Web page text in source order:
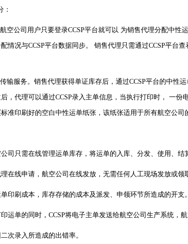
公司用户只要登录CCSP平台就可以 为销售代理分配中性
情况与CCSP平台数据同步。 销售代理只需通过CCSP平台
服务。销售代理获得单证库存后，通过CCSP平台的中性运
，代理可以通过CCSP录入主单信息，当执行打印时， 一份
准印刷好的空白中性运单纸张，该纸张适用于所有航空公司
只需在线管理运单库存，将运单的入库、分发、使用、结
线申请，航空公司在线发放，无需任何人工现场发放或领
刷成本，库存存储的成本及派发、申领环节所造成的开支。
单的同时，CCSP将电子主单发送给航空公司生产系统，航
录入所造成的出错率。